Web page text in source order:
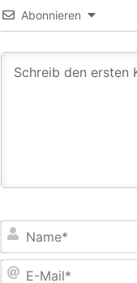
Abonnieren